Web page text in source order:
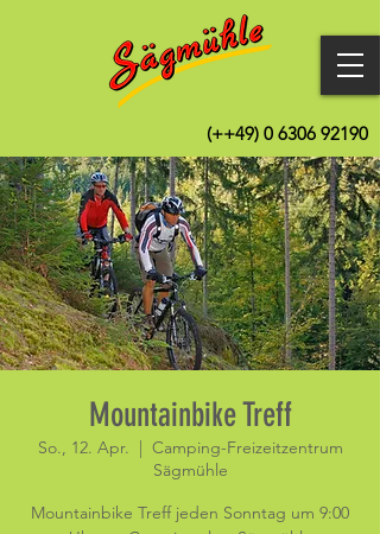
(++49) 0 6306 92190
Mountainbike Treff
So., 12. Apr.
  |
Camping-Freizeitzentrum
Sägmühle
Mountainbike Treff jeden Sonntag um 9:00